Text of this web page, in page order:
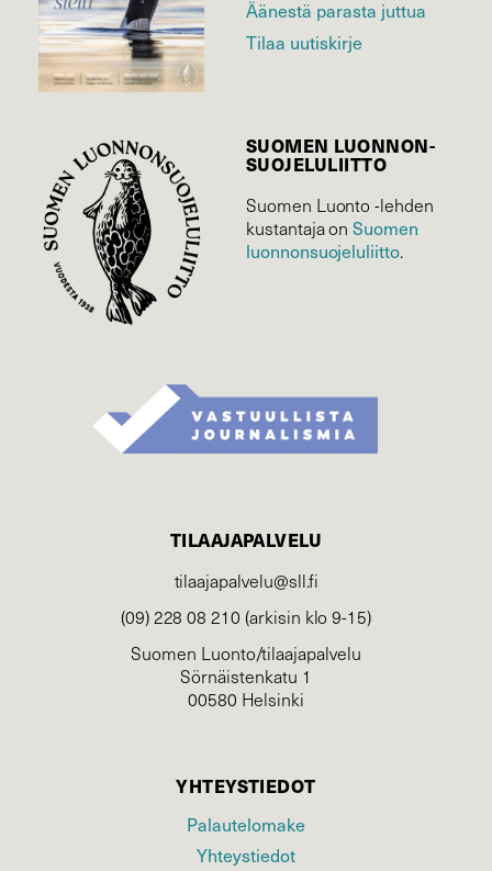
Äänestä parasta juttua
Tilaa uutiskirje
SUOMEN LUONNON­
SUOJELU­LIITTO
Suomen Luonto -lehden
kustantaja onSuomen
luonnonsuojelu­liitto.
TILAAJAPALVELU
tilaajapalvelu@sll.fi
(09) 228 08 210 (arkisin klo 9-15)
Suomen Luonto/tilaajapalvelu
Sörnäistenkatu 1
00580 Helsinki
YHTEYSTIEDOT
Palautelomake
Yhteystiedot